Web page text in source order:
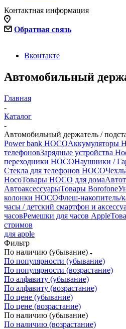
Контактная информация
Обратная связь
Вконтакте
Автомобильный
Главная
-
Каталог
-
Автомобильный держатель /
Power bank HOCOАккумуляторы
телефоновЗарядные устройства
переходники HOCOНаушники /
Стекла для телефонов HOCO
HocoТовары HOCO для дома
АвтоаксессуарыТовары Borofone
колонки HOCOФлеш-накопитель/
часы / детский смартфон и
часовРемешки для часов Apple
стримов
для apple
Фильтр
По наличию (убывание)
По популярности (убывание)
По популярности (возрастание)
По алфавиту (убывание)
По алфавиту (возрастание)
По цене (убывание)
По цене (возрастание)
По наличию (убывание)
По наличию (возрастание)